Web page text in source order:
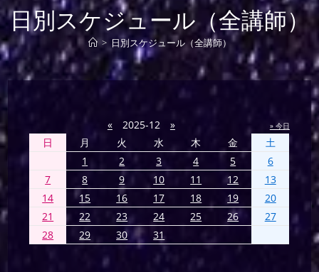
日別スケジュール（全講師）
> 日別スケジュール（全講師）
« 2025-12 » » 今日
日 月 火 水 木 金
土
1
2 3 4 5
6
7
8 9 10 11 12
13
14
15 16 17 18 19
20
21
22 23 24 25 26
27
28
29 30 31